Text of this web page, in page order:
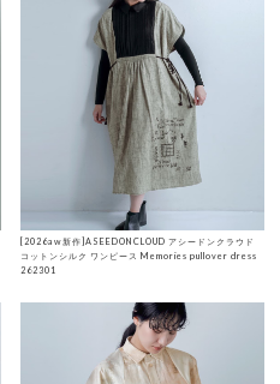
[2026aw新作]ASEEDONCLOUD アシードンクラウド
コットンシルク ワンピース Memories pullover dress
262301